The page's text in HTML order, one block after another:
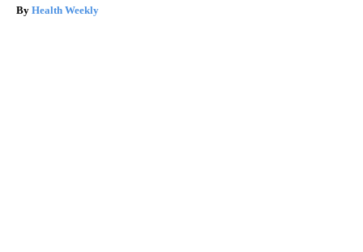
Health Weekly